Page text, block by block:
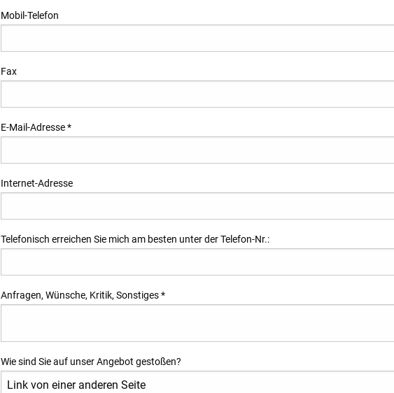
Mobil-Telefon
Fax
E-Mail-Adresse*
Internet-Adresse
Telefonisch erreichen Sie mich am besten unter der Telefon-Nr.:
Anfragen, Wünsche, Kritik, Sonstiges*
Wie sind Sie auf unser Angebot gestoßen?